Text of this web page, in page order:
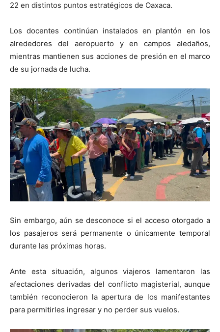
22 en distintos puntos estratégicos de Oaxaca.
Los docentes continúan instalados en plantón en los
alrededores del aeropuerto y en campos aledaños,
mientras mantienen sus acciones de presión en el marco
de su jornada de lucha.
Sin embargo, aún se desconoce si el acceso otorgado a
los pasajeros será permanente o únicamente temporal
durante las próximas horas.
Ante esta situación, algunos viajeros lamentaron las
afectaciones derivadas del conflicto magisterial, aunque
también reconocieron la apertura de los manifestantes
para permitirles ingresar y no perder sus vuelos.